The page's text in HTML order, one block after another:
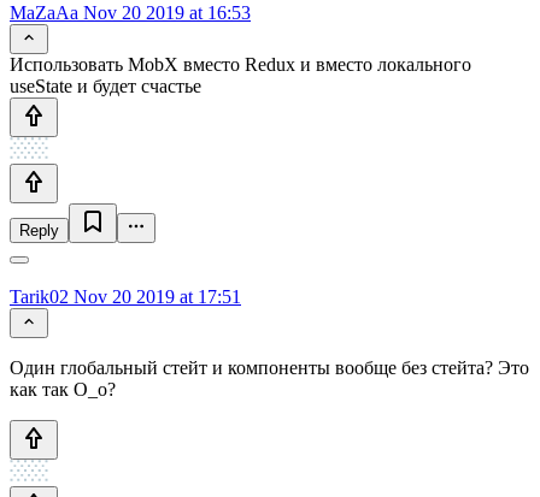
MaZaAa Nov 20 2019 at 16:53
Использовать MobX вместо Redux и вместо локального
useState и будет счастье
Reply
Tarik02 Nov 20 2019 at 17:51
Один глобальный стейт и компоненты вообще без стейта? Это
как так О_о?